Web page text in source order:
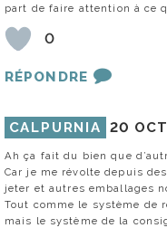
part de faire attention à ce
0
RÉPONDRE
CALPURNIA 20
Ah ça fait du bien que
Car je me révolte depuis
jeter et autres emballages
Tout comme le système de
mais le système de la